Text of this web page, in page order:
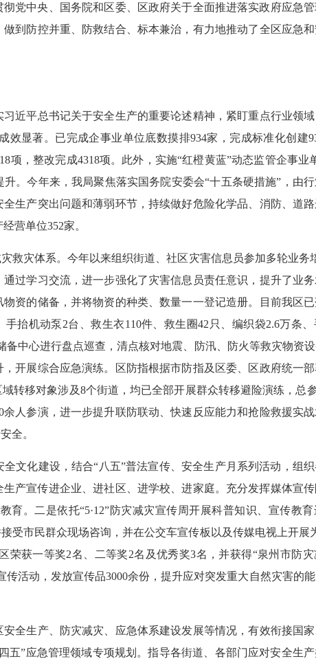
中央、国务院和区委、区政府关于全面推进落实政府应急
到防控并重、防救结合、标本兼治，有力地推动了全区应急
习近平总书记关于安全生产的重要论述精神，紧盯重点行业领
显著。已完成企事业单位底数摸排934家，完成标准化创建
项，整改完成4318项。此外，实施“红橙黄蓝”动态监管企事业
。今年来，我局聚焦落实国务院安委会“十五条硬措施”，由行
生产突出问题和薄弱环节，持续做好危险化学品、消防、道
营单位352家。
救灾体系。今年以来组织街道、社区灾害信息员参加多轮业务
过学习交流，进一步强化了灾害信息员责任意识，提升了业
资的储备，并将物资的种类、数量一一登记造册。目前我区
抬机动泵2台、救生衣110件、救生圈42只、编织袋2.6万条
中心进行盘点巡查，清点核对地震、防汛、防火等救灾物资
开展综合应急演练。区防指根据市防指及区委、区政府统一
转移对象涉及8个街道，均已全部开展群众转移避险演练，总
人参演，进一步提升联防联动、快速反应能力和抢险救援实
全。
全文化建设，结合“八五”普法宣传、安全生产月系列活动，组
产宣传进企业、进社区、进学校、进家庭。充分发挥媒体宣
。二是依托“5·12”防灾减灾宣传周开展科普知识、宣传教
受市民群众现场咨询，并在公交车宣传板以及传媒电视上开展
获一等奖2名、二等奖2名及优秀奖3名，并获得“泉州市防
活动，发放宣传品3000余份，提升应对突发重大自然灾害的
安全生产、防灾减灾、应急体系建设发展等情况，有效衔接国
”应急管理领域专项规划。指导各街道、各部门应对安全生